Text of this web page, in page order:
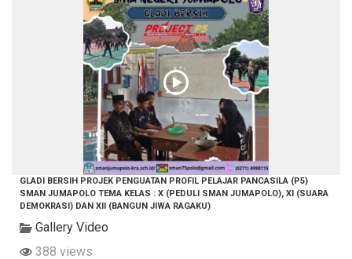
GLADI BERSIH PROJEK PENGUATAN PROFIL PELAJAR PANCASILA (P5)
SMAN JUMAPOLO TEMA KELAS : X (PEDULI SMAN JUMAPOLO), XI (SUARA
DEMOKRASI) DAN XII (BANGUN JIWA RAGAKU)
Gallery Video
388 views